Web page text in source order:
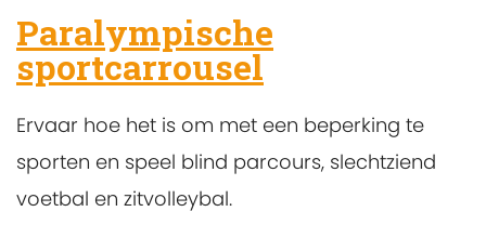
Paralympische
sportcarrousel
Ervaar hoe het is om met een beperking te
sporten en speel blind parcours, slechtziend
voetbal en zitvolleybal.